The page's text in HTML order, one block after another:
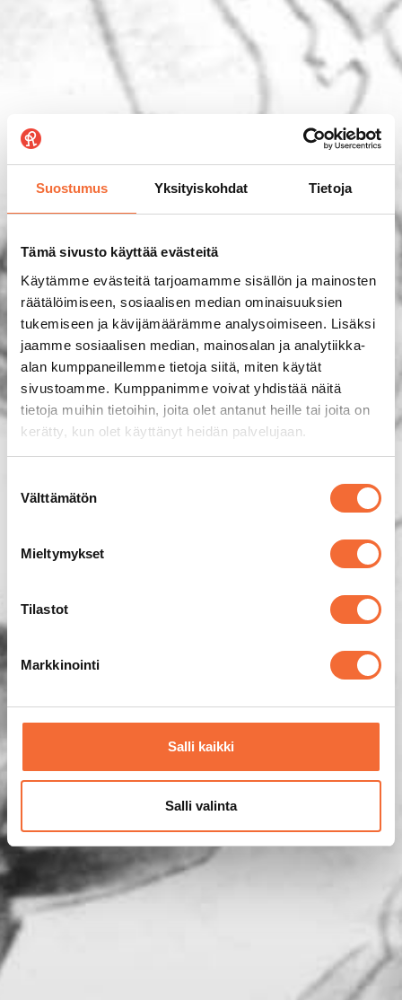
Suostumus Yksityiskohdat Tietoja
Tämä sivusto käyttää evästeitä
Käytämme evästeitä tarjoamamme sisällön ja mainosten
räätälöimiseen, sosiaalisen median ominaisuuksien
tukemiseen ja kävijämäärämme analysoimiseen. Lisäksi
jaamme sosiaalisen median, mainosalan ja analytiikka-
alan kumppaneillemme tietoja siitä, miten käytät
sivustoamme. Kumppanimme voivat yhdistää näitä
tietoja muihin tietoihin, joita olet antanut heille tai joita on
kerätty, kun olet käyttänyt heidän palvelujaan.
valinta
Välttämätön
Mieltymykset
Tilastot
Markkinointi
Salli kaikki
Salli valinta